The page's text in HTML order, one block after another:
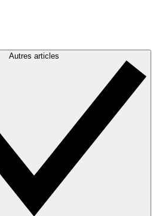
Autres articles